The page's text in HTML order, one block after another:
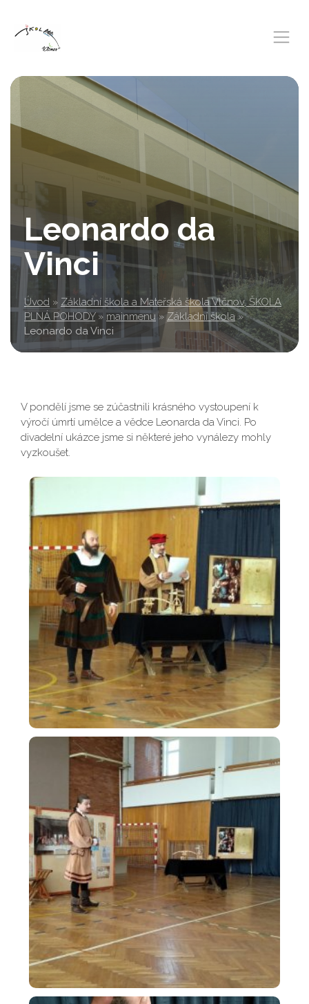
Leonardo da
Vinci
Úvod » Základní škola a Mateřská škola Vlčnov, ŠKOLA
PLNÁ POHODY » mainmenu » Základní škola »
Leonardo da Vinci
V pondělí jsme se zúčastnili krásného vystoupení k
výročí úmrtí umělce a vědce Leonarda da Vinci. Po
divadelní ukázce jsme si některé jeho vynálezy mohly
vyzkoušet.